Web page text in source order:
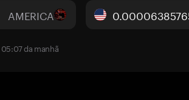
AMERICA
da manhã